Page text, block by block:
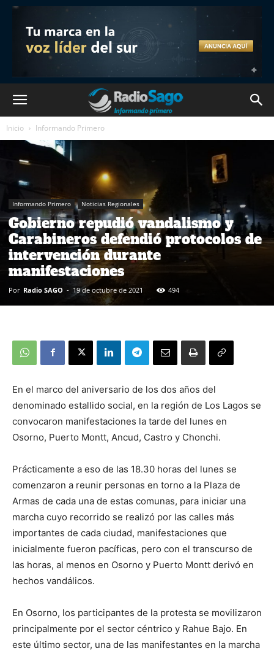
Inicio Informando Primero
Informando Primero Noticias Regionales
Gobierno repudió vandalismo y
Carabineros defendió protocolos de
intervención durante
manifestaciones
Por Radio SAGO - 19 de octubre de 2021 494
En el marco del aniversario de los dos años del
denominado estallido social, en la región de Los Lagos se
convocaron manifestaciones la tarde del lunes en
Osorno, Puerto Montt, Ancud, Castro y Chonchi.
Prácticamente a eso de las 18.30 horas del lunes se
comenzaron a reunir personas en torno a la Plaza de
Armas de cada una de estas comunas, para iniciar una
marcha cuyo recorrido se realizó por las calles más
importantes de cada ciudad, manifestaciones que
inicialmente fueron pacíficas, pero con el transcurso de
las horas, al menos en Osorno y Puerto Montt derivó en
hechos vandálicos.
En Osorno, los participantes de la protesta se movilizaron
principalmente por el sector céntrico y Rahue Bajo. En
este último sector, una de las manifestantes en la marcha